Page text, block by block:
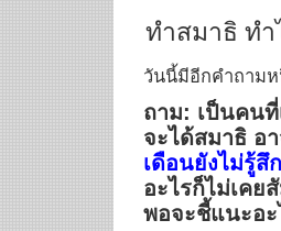
ทำสมาธิ ทำ
วันนี้มีอีกคำถามห
ถาม: เป็นคน
จะได้สมาธิ อ
เดือนยังไม่รู้สึ
อะไรก็ไม่เค
พอจะชี้แนะอะ